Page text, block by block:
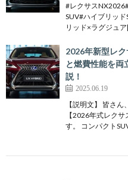
#レクサス
SUV#ハイブリッ
リッド×ラグジュ
2026年新型レ
と燃費性能を両
説！
2025.06.19
【説明文】 皆さ
【2026年式レク
す。 コンパクト